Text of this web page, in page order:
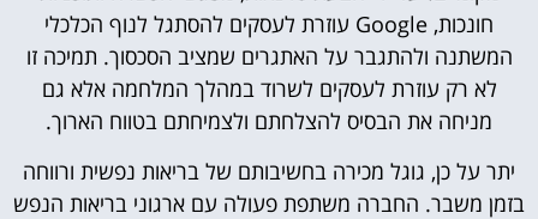
חונכות, Google עוזרת לעסקים להסתגל לנוף הכלכלי
המשתנה ולהתגבר על האתגרים שמציב הסכסוך. תמיכה זו
לא רק עוזרת לעסקים לשרוד במהלך המלחמה אלא גם
מניחה את הבסיס להצלחתם ולצמיחתם בטווח הארוך.
יתר על כן, גוגל מכירה בחשיבותם של בריאות נפשית ורווחה
בזמן משבר. החברה משתפת פעולה עם ארגוני בריאות הנפש